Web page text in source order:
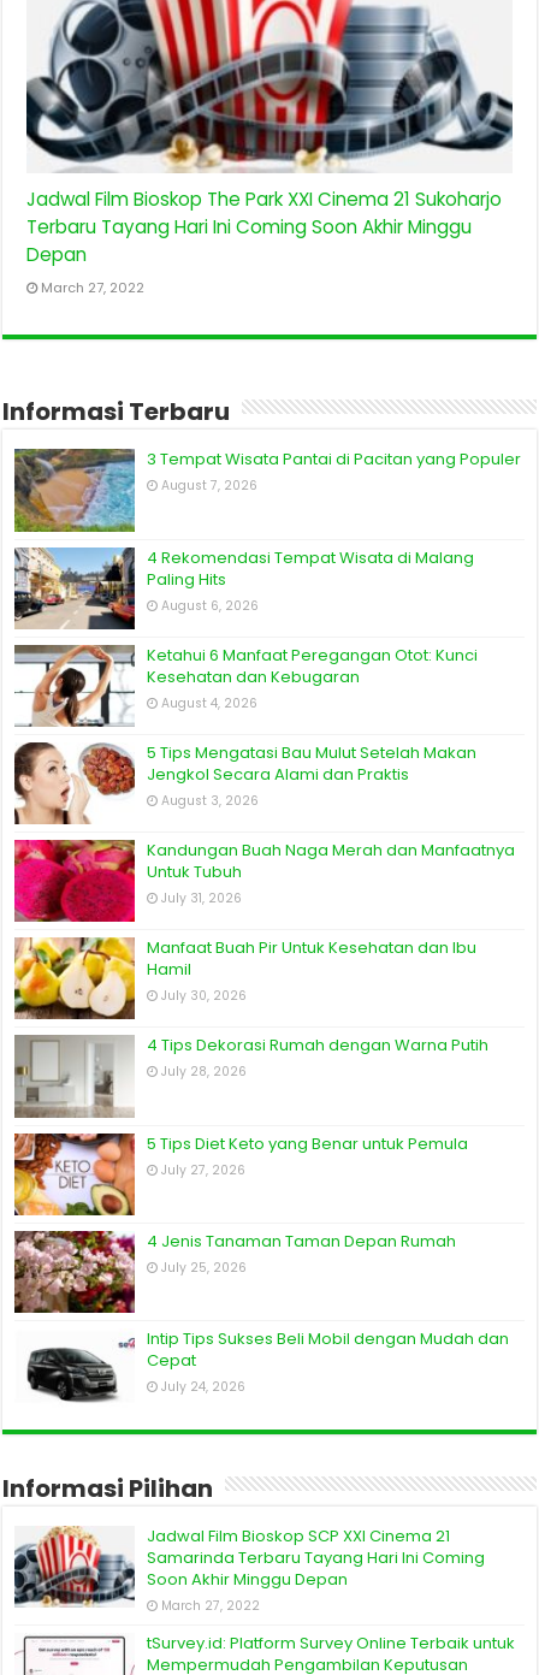
Jadwal Film Bioskop The Park XXI Cinema 21 Sukoharjo
Terbaru Tayang Hari Ini Coming Soon Akhir Minggu
Depan
March 27, 2022
Informasi Terbaru
3 Tempat Wisata Pantai di Pacitan yang Populer
August 7, 2026
4 Rekomendasi Tempat Wisata di Malang
Paling Hits
August 6, 2026
Ketahui 6 Manfaat Peregangan Otot: Kunci
Kesehatan dan Kebugaran
August 4, 2026
5 Tips Mengatasi Bau Mulut Setelah Makan
Jengkol Secara Alami dan Praktis
August 3, 2026
Kandungan Buah Naga Merah dan Manfaatnya
Untuk Tubuh
July 31, 2026
Manfaat Buah Pir Untuk Kesehatan dan Ibu
Hamil
July 30, 2026
4 Tips Dekorasi Rumah dengan Warna Putih
July 28, 2026
5 Tips Diet Keto yang Benar untuk Pemula
July 27, 2026
4 Jenis Tanaman Taman Depan Rumah
July 25, 2026
Intip Tips Sukses Beli Mobil dengan Mudah dan
Cepat
July 24, 2026
Informasi Pilihan
Jadwal Film Bioskop SCP XXI Cinema 21
Samarinda Terbaru Tayang Hari Ini Coming
Soon Akhir Minggu Depan
March 27, 2022
tSurvey.id: Platform Survey Online Terbaik untuk
Mempermudah Pengambilan Keputusan